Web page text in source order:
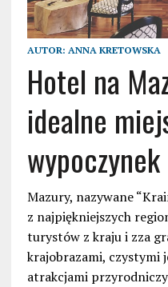
AUTOR: ANNA KRETOWSKA
Hotel na
idealne
wypoczynek
Mazury, nazywane
z najpiękniejszych
turystów z kraju i zza
krajobrazami, czystymi
atrakcjami